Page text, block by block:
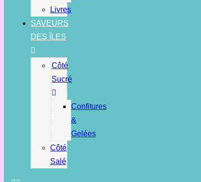
Livres
SAVEURS
DES ÎLES
Côté
Sucré
Confitures
&
Gelées
Côté
Salé